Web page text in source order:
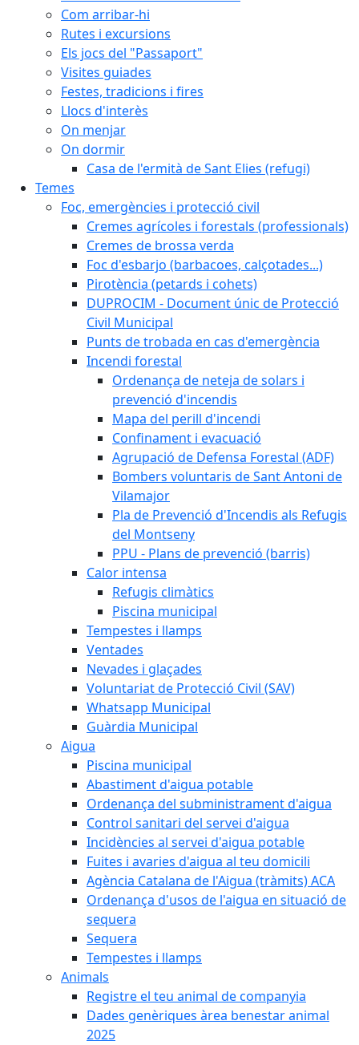
Com arribar-hi
Rutes i excursions
Els jocs del "Passaport"
Visites guiades
Festes, tradicions i fires
Llocs d'interès
On menjar
On dormir
Casa de l'ermità de Sant Elies (refugi)
Temes
Foc, emergències i protecció civil
Cremes agrícoles i forestals (professionals)
Cremes de brossa verda
Foc d'esbarjo (barbacoes, calçotades...)
Pirotència (petards i cohets)
DUPROCIM - Document únic de Protecció
Civil Municipal
Punts de trobada en cas d'emergència
Incendi forestal
Ordenança de neteja de solars i
prevenció d'incendis
Mapa del perill d'incendi
Confinament i evacuació
Agrupació de Defensa Forestal (ADF)
Bombers voluntaris de Sant Antoni de
Vilamajor
Pla de Prevenció d'Incendis als Refugis
del Montseny
PPU - Plans de prevenció (barris)
Calor intensa
Refugis climàtics
Piscina municipal
Tempestes i llamps
Ventades
Nevades i glaçades
Voluntariat de Protecció Civil (SAV)
Whatsapp Municipal
Guàrdia Municipal
Aigua
Piscina municipal
Abastiment d'aigua potable
Ordenança del subministrament d'aigua
Control sanitari del servei d'aigua
Incidències al servei d'aigua potable
Fuites i avaries d'aigua al teu domicili
Agència Catalana de l'Aigua (tràmits) ACA
Ordenança d'usos de l'aigua en situació de
sequera
Sequera
Tempestes i llamps
Animals
Registre el teu animal de companyia
Dades genèriques àrea benestar animal
2025